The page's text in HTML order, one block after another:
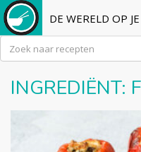
DE WERELD OP
INGREDIËNT: